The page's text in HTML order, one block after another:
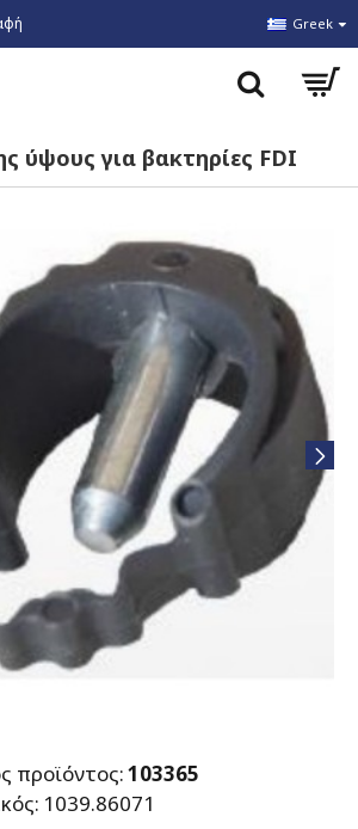
Greek
ύψους για βακτηρίες FDI
προϊόντος:103365
1039.86071